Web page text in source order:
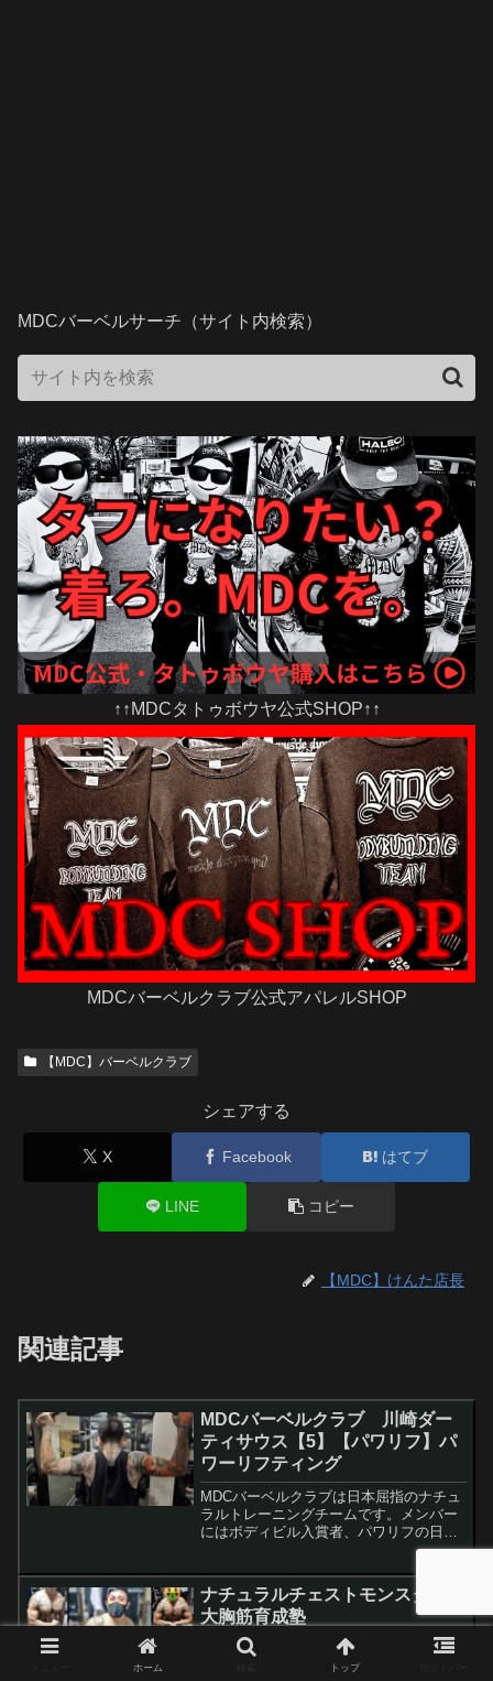
MDCバーベルサーチ（サイト内検索）
↑↑MDCタトゥボウヤ公式SHOP↑↑
MDCバーベルクラブ公式アパレルSHOP
【MDC】バーベルクラブ
シェアする
X Facebook はてブ
LINE コピー
【MDC】けんた店長
関連記事
MDCバーベルクラブ 川崎ダー
ティサウス【5】【パワリフ】パ
ワーリフティング
MDCバーベルクラブは日本屈指のナチュ
ラルトレーニングチームです。メンバー
にはボディビル入賞者、パワリフの日本
記録保持者などがおり、楽しく自由をモ
ナチュラルチェストモンスター｜
大胸筋育成塾
大胸筋育成塾SNSで話題のナチュラルチ
ェストモンスターがトレーニング人生の
ホーム トップ